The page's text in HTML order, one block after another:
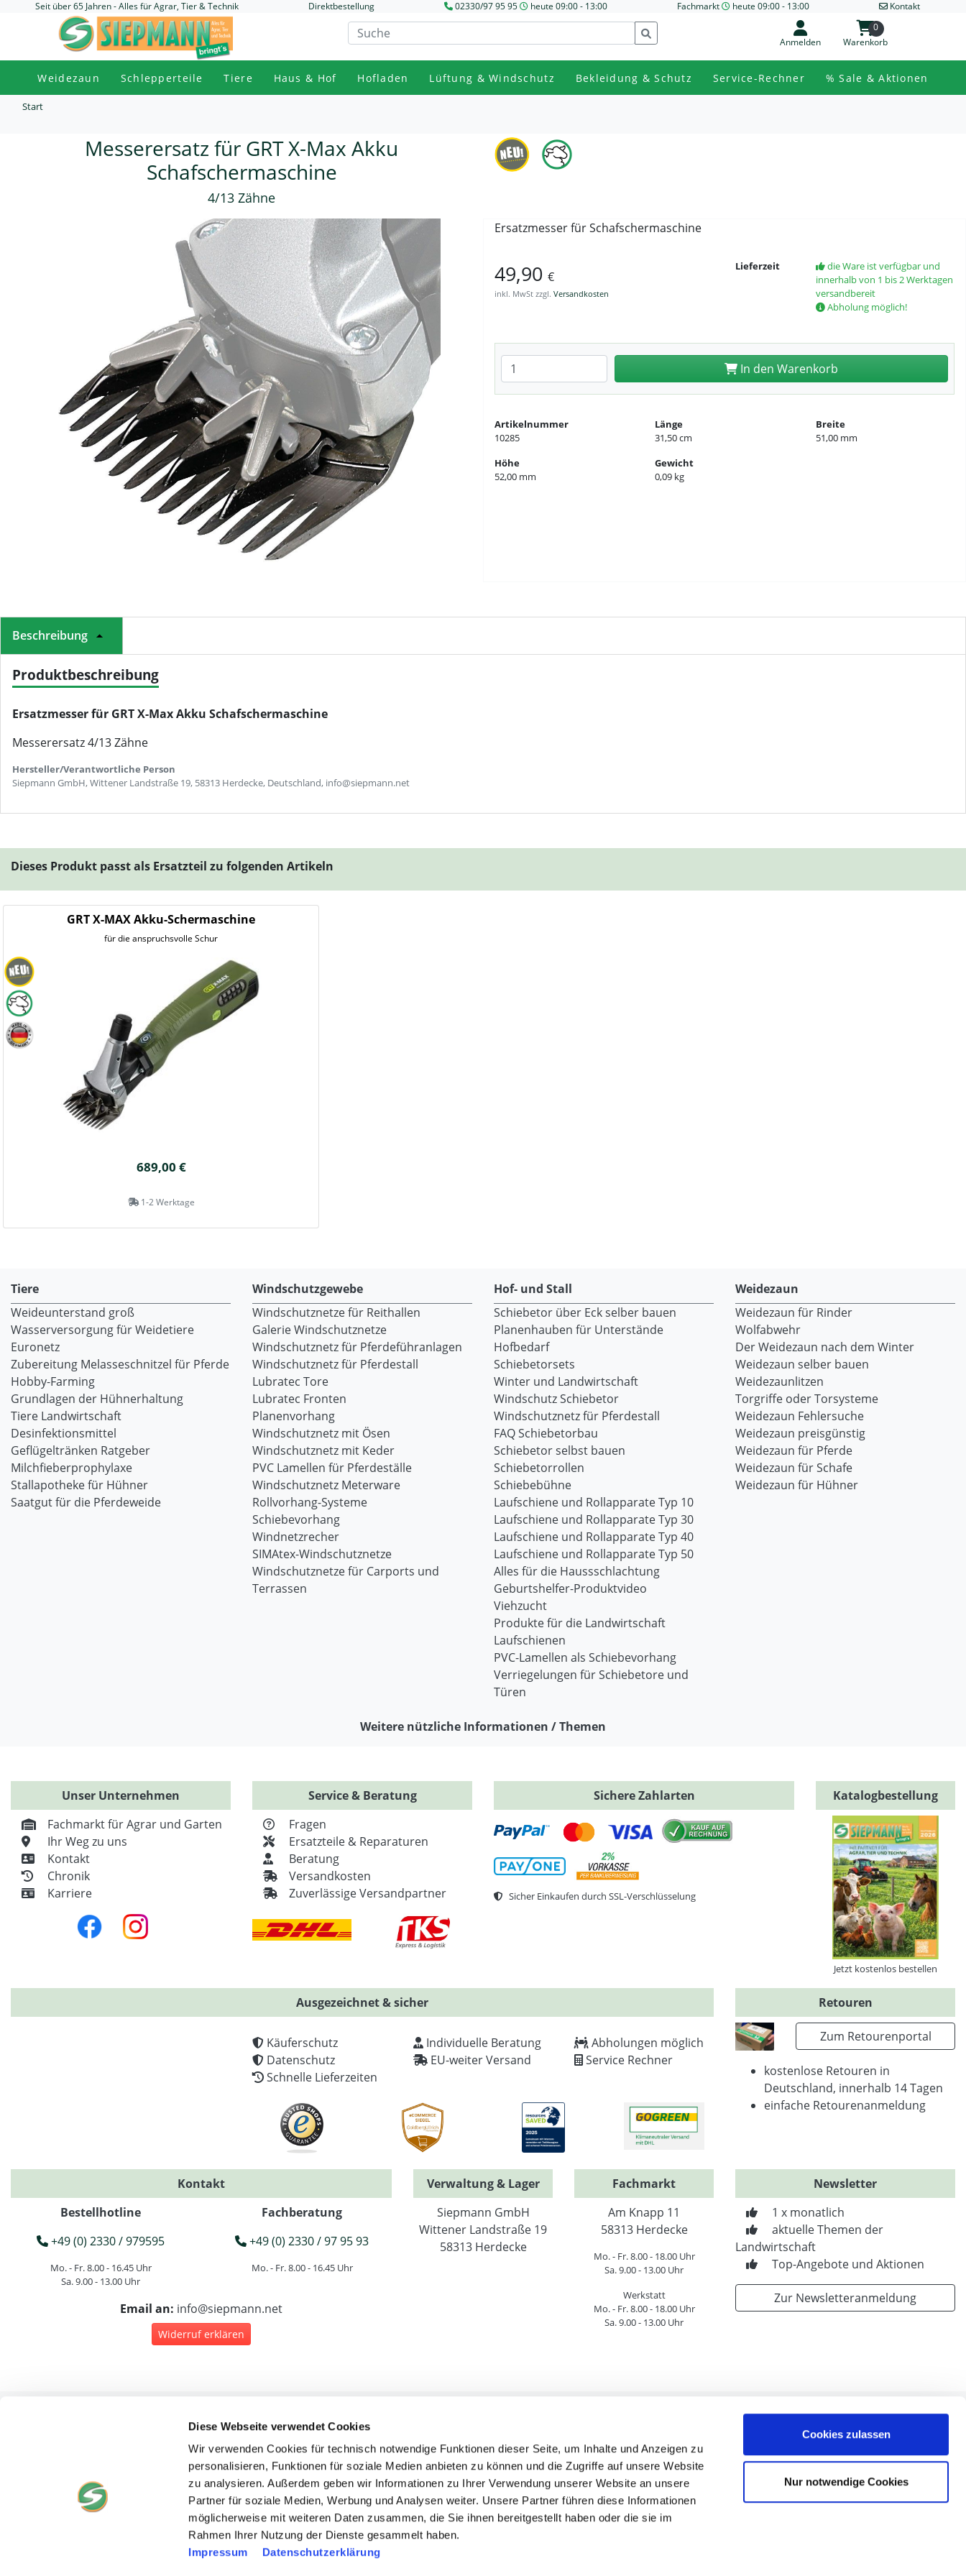
Diese Webseite verwendet Cookies
Wir verwenden Cookies für technisch notwendige Funktionen dieser Seite, um Inhalte und Anzeigen zu
personalisieren, Funktionen für soziale Medien anbieten zu können und die Zugriffe auf unsere Website
zu analysieren. Außerdem geben wir Informationen zu Ihrer Verwendung unserer Website an unsere
Partner für soziale Medien, Werbung und Analysen weiter. Unsere Partner führen diese Informationen
möglicherweise mit weiteren Daten zusammen, die Sie ihnen bereitgestellt haben oder die sie im
Rahmen Ihrer Nutzung der Dienste gesammelt haben.
Impressum
Datenschutzerklärung
Cookies zulassen
Nur notwendige Cookies
Seit über 65 Jahren - Alles für Agrar, Tier & Technik Direktbestellung 02330/97 95 95 heute 09:00 - 13:00 Fachmarkt heute 09:00 - 13:00 Kontakt
Anmelden Warenkorb
0
Weidezaun Schlepperteile Tiere Haus & Hof Hofladen Lüftung & Windschutz Bekleidung & Schutz Service-Rechner % Sale & Aktionen
Start
Messerersatz für GRT X-Max Akku
Schafschermaschine
4/13 Zähne
Ersatzmesser für Schafschermaschine
49,90 €
inkl. MwSt zzgl. Versandkosten
Lieferzeit
die Ware ist verfügbar und
innerhalb von 1 bis 2 Werktagen
versandbereit
Abholung möglich!
Anzahl eingeben In den Warenkorb
Artikelnummer
10285
Länge
31,50 cm
Breite
51,00 mm
Höhe
52,00 mm
Gewicht
0,09 kg
Beschreibung
Produktbeschreibung
Ersatzmesser für GRT X-Max Akku Schafschermaschine
Messerersatz 4/13 Zähne
Hersteller/Verantwortliche Person
Siepmann GmbH, Wittener Landstraße 19, 58313 Herdecke, Deutschland, info@siepmann.net
Dieses Produkt passt als Ersatzteil zu folgenden Artikeln
GRT X-MAX Akku-Schermaschine
für die anspruchsvolle Schur
689,00 €
1-2 Werktage
Tiere
Weideunterstand groß
Wasserversorgung für Weidetiere
Euronetz
Zubereitung Melasseschnitzel für Pferde
Hobby-Farming
Grundlagen der Hühnerhaltung
Tiere Landwirtschaft
Desinfektionsmittel
Geflügeltränken Ratgeber
Milchfieberprophylaxe
Stallapotheke für Hühner
Saatgut für die Pferdeweide
Windschutzgewebe
Windschutznetze für Reithallen
Galerie Windschutznetze
Windschutznetz für Pferdeführanlagen
Windschutznetz für Pferdestall
Lubratec Tore
Lubratec Fronten
Planenvorhang
Windschutznetz mit Ösen
Windschutznetz mit Keder
PVC Lamellen für Pferdeställe
Windschutznetz Meterware
Rollvorhang-Systeme
Schiebevorhang
Windnetzrecher
SIMAtex-Windschutznetze
Windschutznetze für Carports und
Terrassen
Hof- und Stall
Schiebetor über Eck selber bauen
Planenhauben für Unterstände
Hofbedarf
Schiebetorsets
Winter und Landwirtschaft
Windschutz Schiebetor
Windschutznetz für Pferdestall
FAQ Schiebetorbau
Schiebetor selbst bauen
Schiebetorrollen
Schiebebühne
Laufschiene und Rollapparate Typ 10
Laufschiene und Rollapparate Typ 30
Laufschiene und Rollapparate Typ 40
Laufschiene und Rollapparate Typ 50
Alles für die Haussschlachtung
Geburtshelfer-Produktvideo
Viehzucht
Produkte für die Landwirtschaft
Laufschienen
PVC-Lamellen als Schiebevorhang
Verriegelungen für Schiebetore und
Türen
Weidezaun
Weidezaun für Rinder
Wolfabwehr
Der Weidezaun nach dem Winter
Weidezaun selber bauen
Weidezaunlitzen
Torgriffe oder Torsysteme
Weidezaun Fehlersuche
Weidezaun preisgünstig
Weidezaun für Pferde
Weidezaun für Schafe
Weidezaun für Hühner
Weitere nützliche Informationen / Themen
Unser Unternehmen
Fachmarkt für Agrar und Garten
Ihr Weg zu uns
Kontakt
Chronik
Karriere
Service & Beratung
Fragen
Ersatzteile & Reparaturen
Beratung
Versandkosten
Zuverlässige Versandpartner
Sichere Zahlarten
Sicher Einkaufen durch SSL-Verschlüsselung
Katalogbestellung
Jetzt kostenlos bestellen
Ausgezeichnet & sicher
Käuferschutz
Datenschutz
Schnelle Lieferzeiten
Individuelle Beratung
EU-weiter Versand
Abholungen möglich
Service Rechner
Retouren
Zum Retourenportal
kostenlose Retouren in
Deutschland, innerhalb 14 Tagen
einfache Retourenanmeldung
Kontakt
Bestellhotline
+49 (0) 2330 / 979595
Mo. - Fr. 8.00 - 16.45 Uhr
Sa. 9.00 - 13.00 Uhr
Fachberatung
+49 (0) 2330 / 97 95 93
Mo. - Fr. 8.00 - 16.45 Uhr
Email an: info@siepmann.net
Widerruf erklären
Verwaltung & Lager
Siepmann GmbH
Wittener Landstraße 19
58313 Herdecke
Fachmarkt
Am Knapp 11
58313 Herdecke
Mo. - Fr. 8.00 - 18.00 Uhr
Sa. 9.00 - 13.00 Uhr
Werkstatt
Mo. - Fr. 8.00 - 18.00 Uhr
Sa. 9.00 - 13.00 Uhr
Newsletter
1 x monatlich
aktuelle Themen der
Landwirtschaft
Top-Angebote und Aktionen
Zur Newsletteranmeldung
Rechtliche Informationen
AGB
Mängelhaftung
Widerrufsrecht
Impressum
Datenschutzerklärung
Cookie-Einwilligung ändern
Versandkosten
Lieferinformationen
Umtausch & Retouren
Zahlungsinformationen